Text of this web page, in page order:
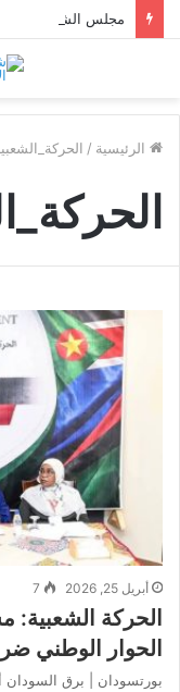
الرئيسية /
أبريل 25, 2026 7
الحركة
الحوار الوطني
بورتسودان | برق السودان